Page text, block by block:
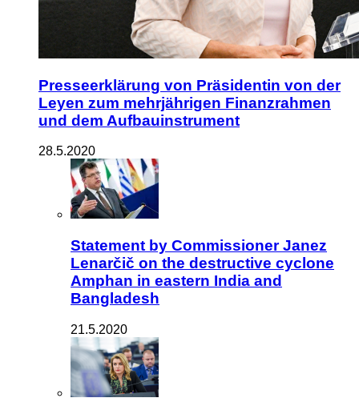
Presseerklärung von Präsidentin von der
Leyen zum mehrjährigen Finanzrahmen
und dem Aufbauinstrument
28.5.2020
Statement by Commissioner Janez
Lenarčič on the destructive cyclone
Amphan in eastern India and
Bangladesh
21.5.2020